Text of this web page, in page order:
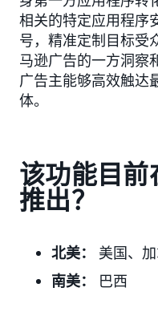
相关的特定应用程序
号，精准定制目标受
马逊广告的一方洞察
广告主能够高效触达
体。
该功能目
推出？
北美：
美国、
南美：
巴西